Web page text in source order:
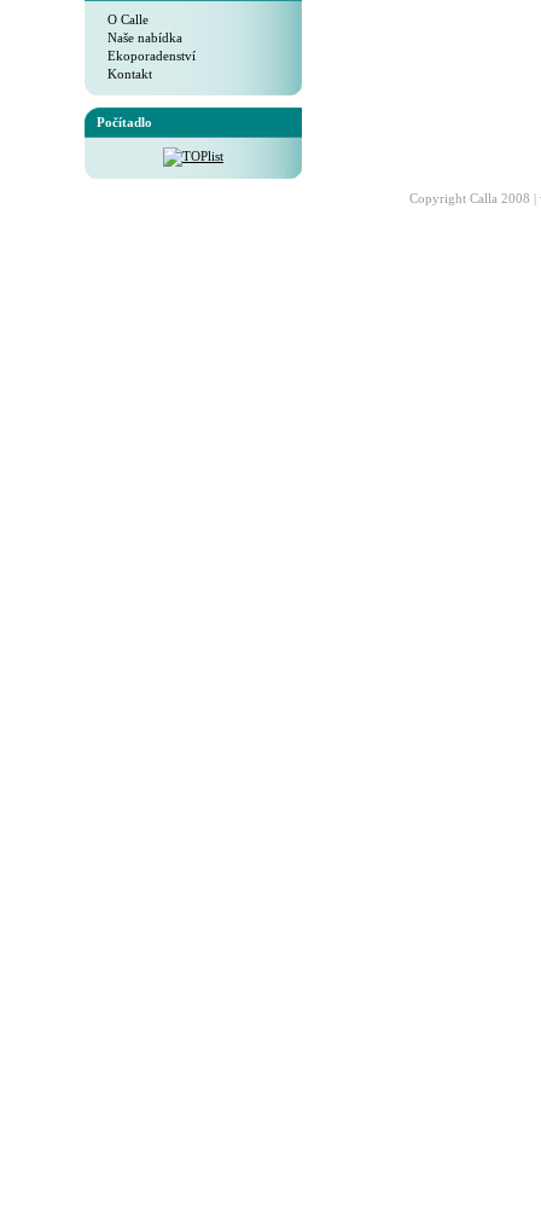
O Calle
Naše nabídka
Ekoporadenství
Kontakt
Počítadlo
Copyright Calla 2008 |